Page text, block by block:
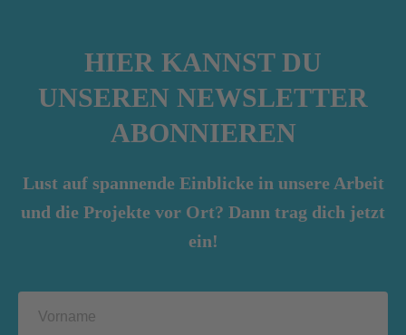
HIER KANNST DU
UNSEREN NEWSLETTER
ABONNIEREN
Lust auf spannende Einblicke in unsere Arbeit
und die Projekte vor Ort? Dann trag dich jetzt
ein!